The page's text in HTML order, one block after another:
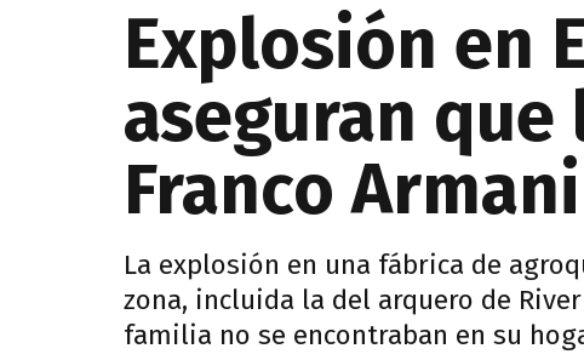
Explosión en
aseguran que
Franco
La explosión en una fábrica de
zona, incluida la del arquero de
familia no se encontraban en su